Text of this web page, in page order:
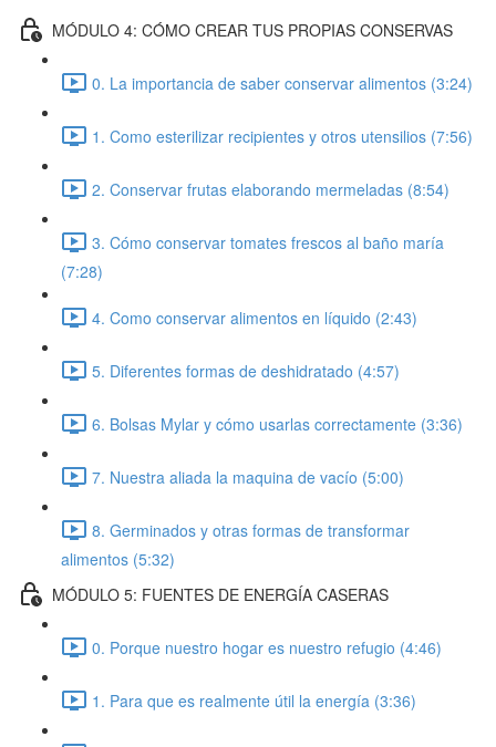
MÓDULO 4: CÓMO CREAR TUS PROPIAS CONSERVAS
0. La importancia de saber conservar alimentos (3:24)
1. Como esterilizar recipientes y otros utensilios (7:56)
2. Conservar frutas elaborando mermeladas (8:54)
3. Cómo conservar tomates frescos al baño maría
(7:28)
4. Como conservar alimentos en líquido (2:43)
5. Diferentes formas de deshidratado (4:57)
6. Bolsas Mylar y cómo usarlas correctamente (3:36)
7. Nuestra aliada la maquina de vacío (5:00)
8. Germinados y otras formas de transformar
alimentos (5:32)
MÓDULO 5: FUENTES DE ENERGÍA CASERAS
0. Porque nuestro hogar es nuestro refugio (4:46)
1. Para que es realmente útil la energía (3:36)